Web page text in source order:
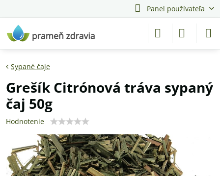
Panel používateľa
Sypané čaje
Grešík Citrónová tráva sypaný
čaj 50g
Hodnotenie